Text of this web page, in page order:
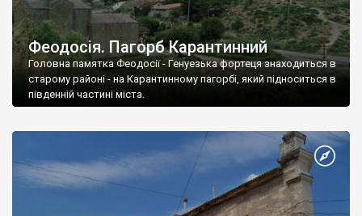
Феодосія. Пагорб Карантинний
Головна памятка Феодосії - Генуезька фортеця знаходиться в
старому районі - на Карантинному пагорбі, який підноситься в
південній частині міста.